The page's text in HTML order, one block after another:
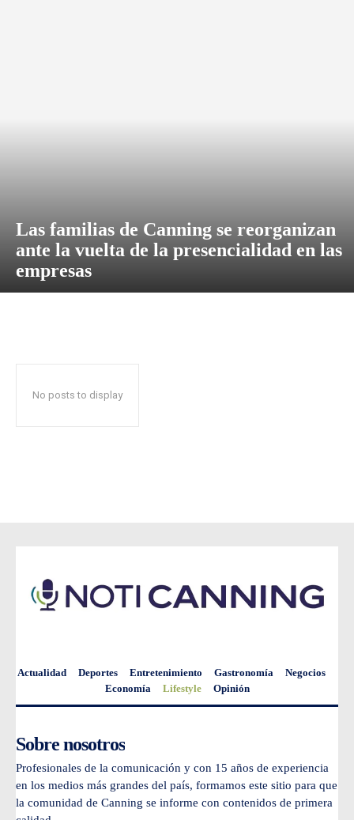
Las familias de Canning se reorganizan
ante la vuelta de la presencialidad en las
empresas
No posts to display
Actualidad Deportes Entretenimiento Gastronomía
Negocios
Economía
Lifestyle Opinión
Sobre nosotros
Profesionales de la comunicación y con 15 años de experiencia
en los medios más grandes del país, formamos este sitio para que
la comunidad de Canning se informe con contenidos de primera